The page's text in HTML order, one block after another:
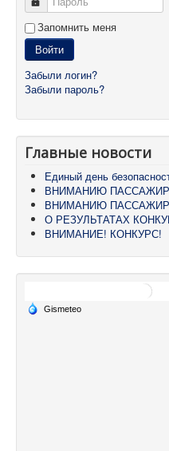
Запомнить меня
Войти
Забыли логин?
Забыли пароль?
Главные новости
Единый день
ВНИМАНИЮ
ВНИМАНИЮ
О РЕЗУЛЬТАТАХ
ВНИМАНИЕ! КОНКУРС!